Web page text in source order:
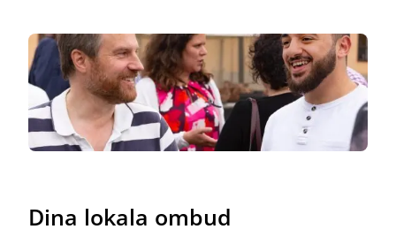
Dina lokala ombud